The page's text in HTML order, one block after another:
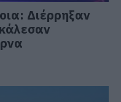
Διέρρηξαν